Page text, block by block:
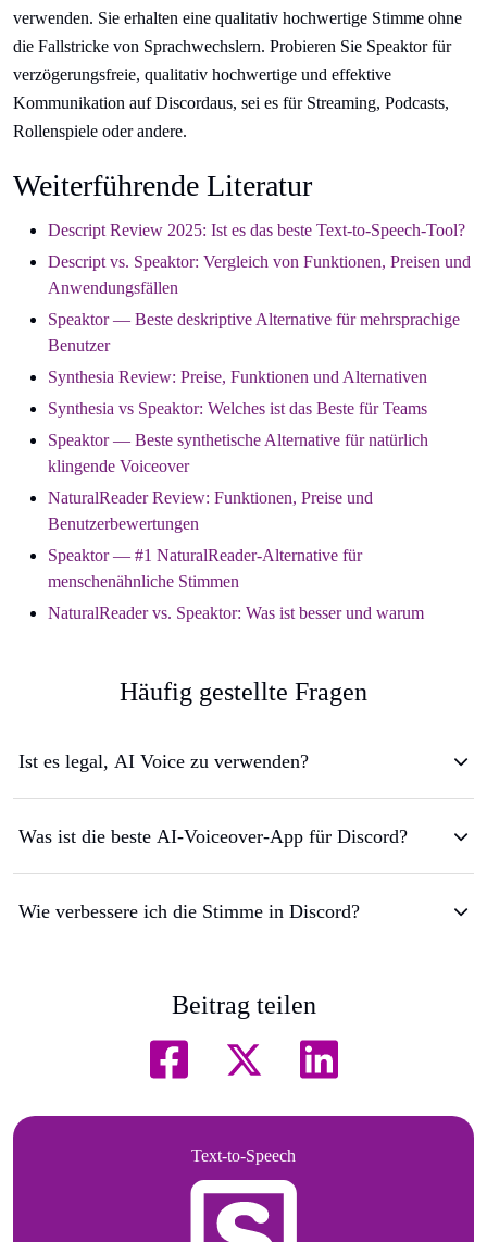
verwenden. Sie erhalten eine qualitativ hochwertige Stimme ohne
die Fallstricke von Sprachwechslern. Probieren Sie Speaktor für
verzögerungsfreie, qualitativ hochwertige und effektive
Kommunikation auf Discordaus, sei es für Streaming, Podcasts,
Rollenspiele oder andere.
Weiterführende Literatur
Descript Review 2025: Ist es das beste Text-to-Speech-Tool?
Descript vs. Speaktor: Vergleich von Funktionen, Preisen und
Anwendungsfällen
Speaktor — Beste deskriptive Alternative für mehrsprachige
Benutzer
Synthesia Review: Preise, Funktionen und Alternativen
Synthesia vs Speaktor: Welches ist das Beste für Teams
Speaktor — Beste synthetische Alternative für natürlich
klingende Voiceover
NaturalReader Review: Funktionen, Preise und
Benutzerbewertungen
Speaktor — #1 NaturalReader-Alternative für
menschenähnliche Stimmen
NaturalReader vs. Speaktor: Was ist besser und warum
Häufig gestellte Fragen
Ist es legal, AI Voice zu verwenden?
Was ist die beste AI-Voiceover-App für Discord?
Wie verbessere ich die Stimme in Discord?
Beitrag teilen
Text-to-Speech